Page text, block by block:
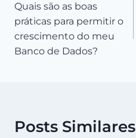
de
Post
Quais são as boas
práticas para permitir o
crescimento do meu
Banco de Dados?
Posts Similares